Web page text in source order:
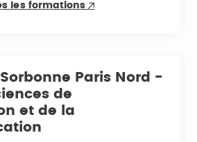
les formations
Paris Nord -
de
et de la